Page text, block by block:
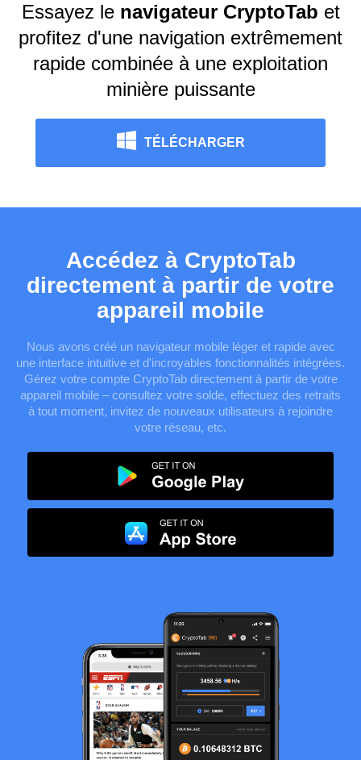
Essayez le navigateur CryptoTab et
profitez d'une navigation extrêmement
rapide combinée à une exploitation
minière puissante
TÉLÉCHARGER
Accédez à CryptoTab
directement à partir de votre
appareil mobile
Nous avons créé un navigateur mobile léger et rapide avec
une interface intuitive et d'incroyables fonctionnalités intégrées.
Gérez votre compte CryptoTab directement à partir de votre
appareil mobile – consultez votre solde, effectuez des retraits
à tout moment, invitez de nouveaux utilisateurs à rejoindre
votre réseau, etc.